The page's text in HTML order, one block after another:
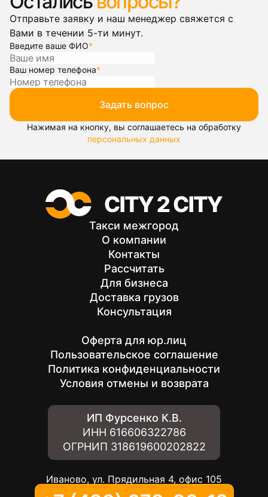
Отправьте заявку и наш менеджер свяжется с
Вами в течении 5-ти минут.
Введите ваше ФИО*
Ваш номер телефона*
Задать вопрос
Нажимая на кнопку, вы соглашаетесь на обработку
персональных данных
Такси межгород
О компании
Контакты
Рассчитать
Для бизнеса
Доставка грузов
Консультация
Оферта для юр.лиц
Пользовательское соглашение
Политика конфиденциальности
Условия отмены и возврата
ИП Фурсенко К.В.
ИНН 616606322786
ОГРНИП 318619600202822
Иваново, ул. Прядильная 4, офис 105